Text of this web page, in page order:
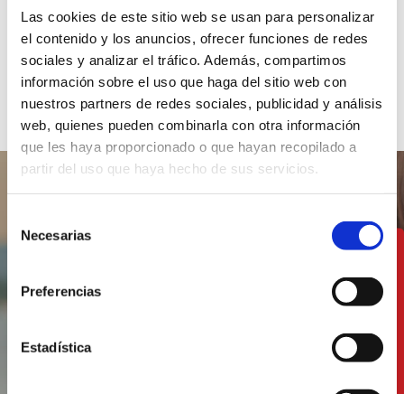
Las cookies de este sitio web se usan para personalizar
el contenido y los anuncios, ofrecer funciones de redes
sociales y analizar el tráfico. Además, compartimos
información sobre el uso que haga del sitio web con
nuestros partners de redes sociales, publicidad y análisis
web, quienes pueden combinarla con otra información
que les haya proporcionado o que hayan recopilado a
partir del uso que haya hecho de sus servicios.
Necesarias
Preferencias
Estadística
Itinéraires
monumentaux
accessibles
cuisine à deux pas de